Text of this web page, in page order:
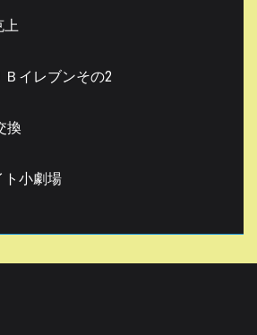
上
イレブンその2
換
ト小劇場